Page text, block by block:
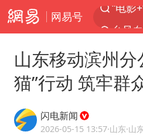
网易号
山东移动滨州分
猫”行动 筑牢群
闪电新闻
2026-05-15 13:57·山东